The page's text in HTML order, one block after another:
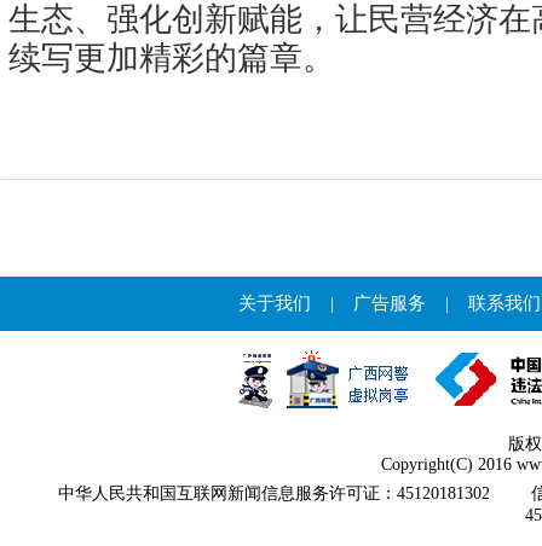
生态、强化创新赋能，让民营经济
续写更加精彩的篇章。
关于我们 | 广告服务 | 联系我们
版
Copyright(C) 2016
中华人民共和国互联网新闻信息服务许可证：45120181302